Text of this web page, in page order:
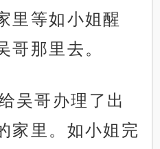
里等如小姐醒
哥那里去。
吴哥办理了出
家里。如小姐完